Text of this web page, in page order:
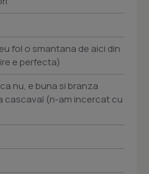
fol o smantana de aici din
e perfecta)
nu, e buna si branza
cascaval (n-am incercat cu